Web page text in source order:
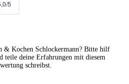
/5
& Kochen Schlockermann? Bitte hilf
teile deine Erfahrungen mit diesem
schreibst.